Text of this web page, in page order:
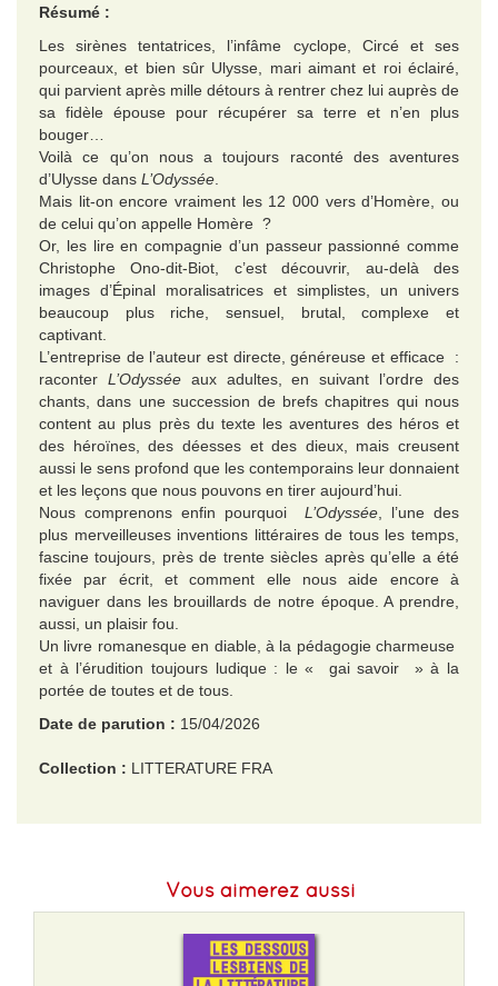
Résumé :
Les sirènes tentatrices, l’infâme cyclope, Circé et ses
pourceaux, et bien sûr Ulysse, mari aimant et roi éclairé,
qui parvient après mille détours à rentrer chez lui auprès de
sa fidèle épouse pour récupérer sa terre et n’en plus
bouger…
Voilà ce qu’on nous a toujours raconté des aventures
d’Ulysse dans L’Odyssée
Mais lit-on encore vraiment les 12 000 vers d’Homère, ou
de celui qu’on appelle Homère ?
Or, les lire en compagnie d’un passeur passionné comme
Christophe Ono-dit-Biot, c’est découvrir, au-delà des
images d’Épinal moralisatrices et simplistes, un univers
beaucoup plus riche, sensuel, brutal, complexe et
captivant.
L’entreprise de l’auteur est directe, généreuse et efficace :
raconter L’Odysséeaux adultes, en suivant l’ordre des
chants, dans une succession de brefs chapitres qui nous
content au plus près du texte les aventures des héros et
des héroïnes, des déesses et des dieux, mais creusent
aussi le sens profond que les contemporains leur donnaient
et les leçons que nous pouvons en tirer aujourd’hui.
Nous comprenons enfin pourquoi L’Odyssée , l’une des
plus merveilleuses inventions littéraires de tous les temps,
fascine toujours, près de trente siècles après qu’elle a été
fixée par écrit, et comment elle nous aide encore à
naviguer dans les brouillards de notre époque. A prendre,
aussi, un plaisir fou.
Un livre romanesque en diable, à la pédagogie charmeuse
et à l’érudition toujours ludique : le « gai savoir » à la
portée de toutes et de tous.
Date de parution : 15/04/2026
Collection : LITTERATURE FRA
Vous aimerez aussi